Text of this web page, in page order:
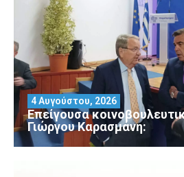
Επείγουσα
Γιώργου Καρασμάνη:
4 Αυγούστου, 2026